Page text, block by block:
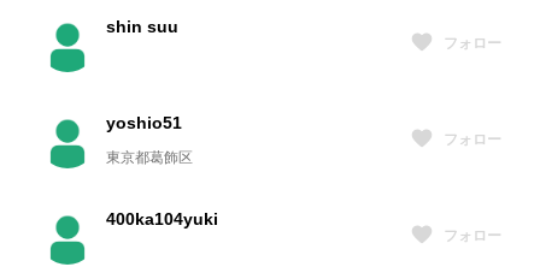
shin suu
フォロー
yoshio51
東京都葛飾区
フォロー
400ka104yuki
フォロー